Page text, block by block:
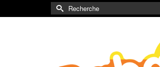
Rechercher :